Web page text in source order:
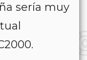
sería muy